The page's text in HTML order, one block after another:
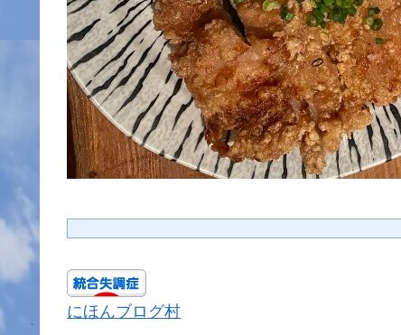
にほんブログ村